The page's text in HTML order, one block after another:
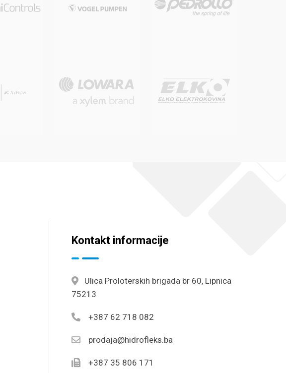
Kontakt informacije
Ulica Proloterskih brigada br 60, Lipnica
75213
+387 62 718 082
prodaja@hidrofleks.ba
+387 35 806 171